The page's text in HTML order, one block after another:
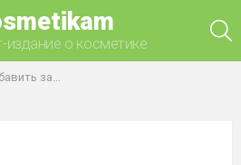
издание о косметике
лак для ногтей